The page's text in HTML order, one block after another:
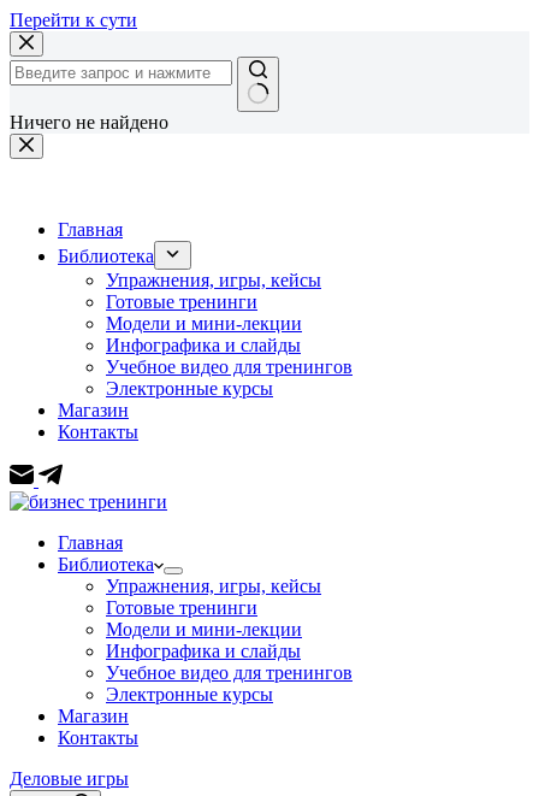
Перейти к сути
Ничего не найдено
Главная
Библиотека
Упражнения, игры, кейсы
Готовые тренинги
Модели и мини-лекции
Инфографика и слайды
Учебное видео для тренингов
Электронные курсы
Магазин
Контакты
Главная
Библиотека
Упражнения, игры, кейсы
Готовые тренинги
Модели и мини-лекции
Инфографика и слайды
Учебное видео для тренингов
Электронные курсы
Магазин
Контакты
Деловые игры